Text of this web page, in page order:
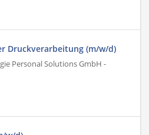
Druckverarbeitung (m/w/d)
Personal Solutions GmbH -